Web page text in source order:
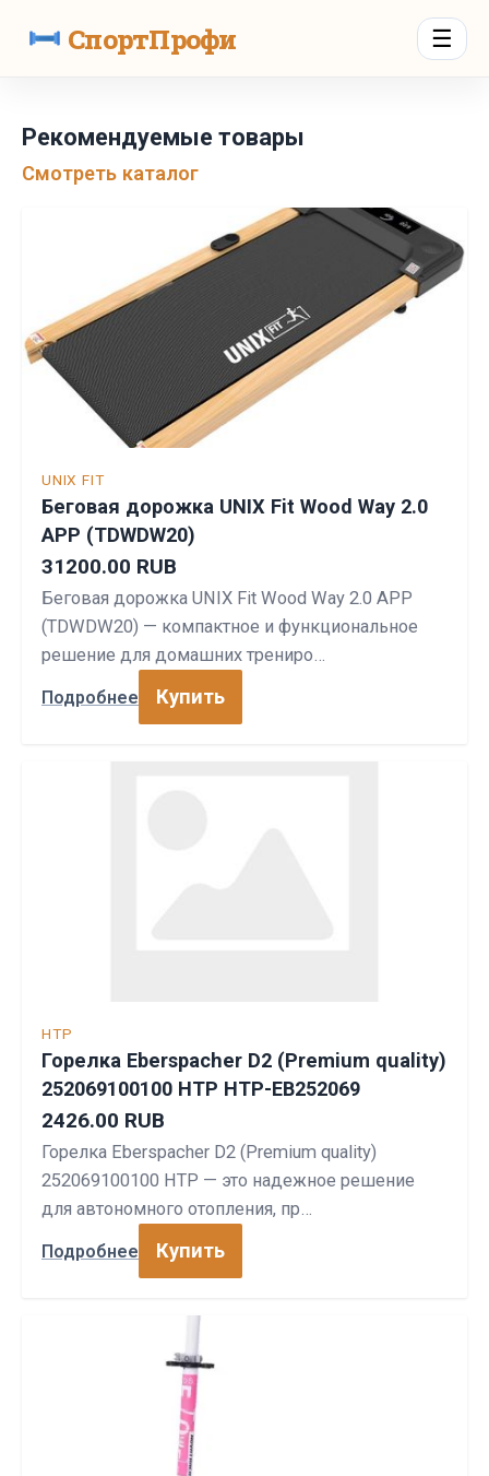
СпортПрофи ☰
Рекомендуемые товары
Смотреть каталог
UNIX FIT
Беговая дорожка UNIX Fit Wood Way 2.0
APP (TDWDW20)
31200.00 RUB
Беговая дорожка UNIX Fit Wood Way 2.0 APP
(TDWDW20) — компактное и функциональное
решение для домашних трениро…
Подробнее Купить
HTP
Горелка Eberspacher D2 (Premium quality)
252069100100 HTP HTP-EB252069
2426.00 RUB
Горелка Eberspacher D2 (Premium quality)
252069100100 HTP — это надежное решение
для автономного отопления, пр…
Подробнее Купить